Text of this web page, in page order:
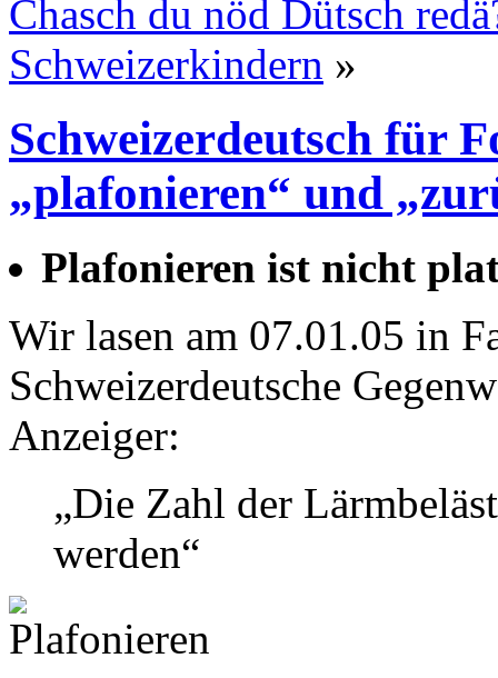
Chasch du nöd Dütsch
Schweizerkindern »
Schweizerdeutsch für
„plafonieren“ und
Plafonieren ist nicht
Wir lasen am 07.01.05 in
Schweizerdeutsche
Anzeiger:
„Die Zahl der
werden“